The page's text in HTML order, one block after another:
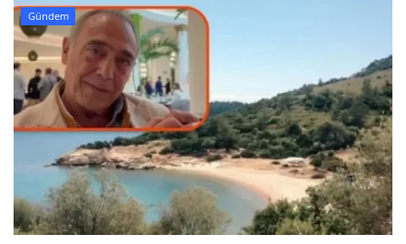
Gündem
Dünya
Gündem